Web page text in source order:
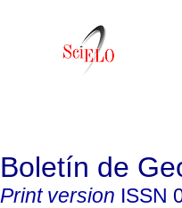
Boletín de
Print version ISSN